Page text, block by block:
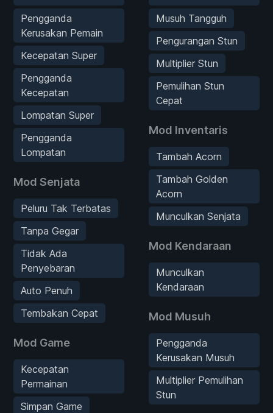
Pengganda
Kerusakan Pemain
Kecepatan Super
Pengganda
Kecepatan
Lompatan Super
Pengganda
Lompatan
Mod Senjata
Peluru Tak Terbatas
Tanpa Gegar
Tidak Ada
Penyebaran
Auto Penuh
Tembakan Cepat
Mod Game
Kecepatan
Permainan
Simpan Game
Musuh Tangguh
Pengurangan Stun
Multiplier Stun
Pemulihan Stun
Cepat
Mod Inventaris
Tambah Acorn
Tambah Golden
Acorn
Munculkan Senjata
Mod Kendaraan
Munculkan
Kendaraan
Mod Musuh
Pengganda
Kerusakan Musuh
Multiplier Pemulihan
Stun